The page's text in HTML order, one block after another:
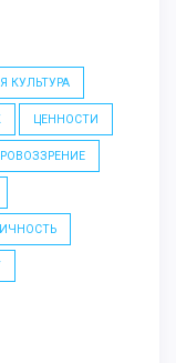
КУЛЬТУРА
ЦЕННОСТИ